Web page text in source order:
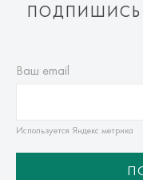
ПОДПИШИСЬ
Ваш email
Используется Яндекс метрика